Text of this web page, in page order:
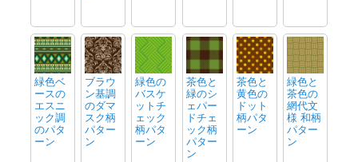
緑色ベ
ースの
エスニ
ック調
のパタ
ーン
ブラウ
ン基調
のダマ
スク柄
パター
ン
緑色の
バスケ
ットチ
ェック
柄パタ
ーン
茶色と
緑のシ
ェパー
ドチェ
ック柄
パター
ン
茶色と
黄色の
ドット
柄パタ
ーン
緑色と
茶色の
網代文
様 和柄
パター
ン